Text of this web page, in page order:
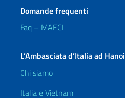
Domande frequenti
Faq – MAECI
L’Ambasciata d’Italia ad Hanoi
Chi siamo
Italia e Vietnam